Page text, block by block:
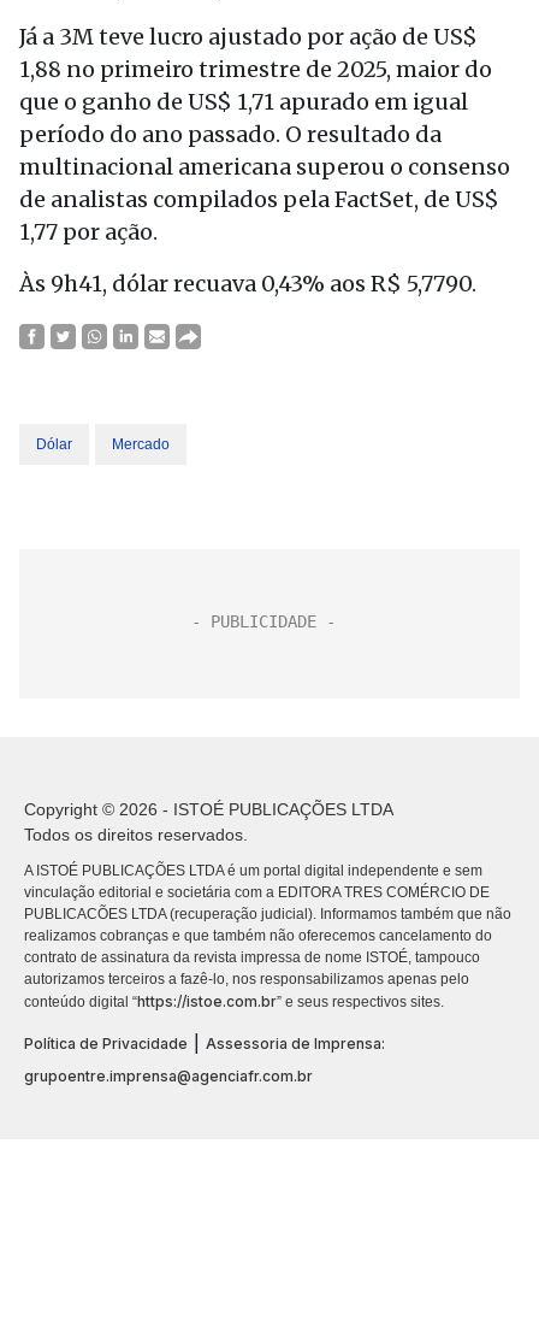
Já a 3M teve lucro ajustado por ação de US$
1,88 no primeiro trimestre de 2025, maior do
que o ganho de US$ 1,71 apurado em igual
período do ano passado. O resultado da
multinacional americana superou o consenso
de analistas compilados pela FactSet, de US$
1,77 por ação.
Às 9h41, dólar recuava 0,43% aos R$ 5,7790.
Dólar Mercado
Copyright © 2026 - ISTOÉ PUBLICAÇÕES LTDA
Todos os direitos reservados.
A ISTOÉ PUBLICAÇÕES LTDA é um portal digital independente e sem
vinculação editorial e societária com a EDITORA TRES COMÉRCIO DE
PUBLICACÕES LTDA (recuperação judicial). Informamos também que não
realizamos cobranças e que também não oferecemos cancelamento do
contrato de assinatura da revista impressa de nome ISTOÉ, tampouco
autorizamos terceiros a fazê-lo, nos responsabilizamos apenas pelo
conteúdo digital “https://istoe.com.br” e seus respectivos sites.
Política de Privacidade
Assessoria de Imprensa:
grupoentre.imprensa@agenciafr.com.br